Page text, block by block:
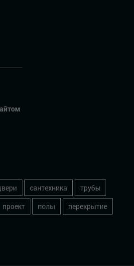
сантехника
трубы
проект полы
перекрытие